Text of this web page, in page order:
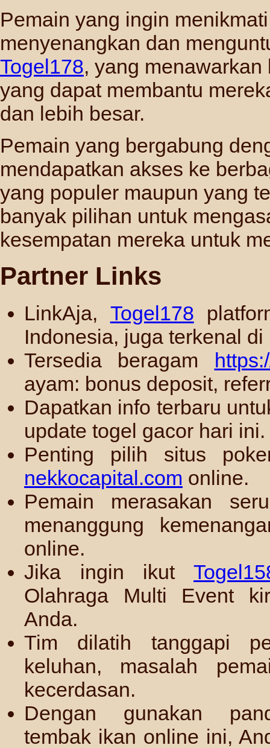
Pemain yang ingin
menyenangkan dan
Togel178, yang
yang dapat membantu
dan lebih besar.
Pemain yang bergabung
mendapatkan akses ke
yang populer maupun yang
banyak pilihan untuk
kesempatan mereka untuk
Partner Links
LinkAja, Togel178
Indonesia, juga terkenal
Tersedia beragam
ayam: bonus deposit,
Dapatkan info terbaru
update togel gacor hari ini.
Penting pilih situs
nekkocapital.com online.
Pemain merasakan
menanggung
online.
Jika ingin ikut
Olahraga Multi Event
Anda.
Tim dilatih tanggapi
keluhan, masalah
kecerdasan.
Dengan gunakan
tembak ikan online ini,